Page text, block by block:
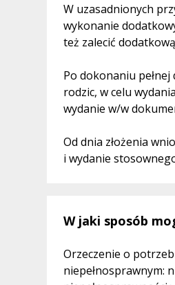
W uzasadnionych
wykonanie
też zalecić
Po dokonaniu
rodzic, w celu
wydanie w/w
Od dnia złożenia
i wydanie
W jaki sposób
Orzeczenie o
niepełnosprawnym: